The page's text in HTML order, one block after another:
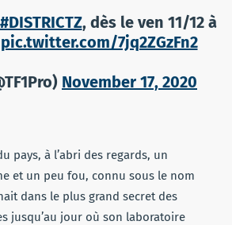
#DISTRICTZ, dès le ven 11/12 à
pic.twitter.com/7jq2ZGzFn2
November 17, 2020
pays, à l’abri des regards, un
et un peu fou, connu sous le nom
dans le plus grand secret des
jusqu’au jour où son laboratoire